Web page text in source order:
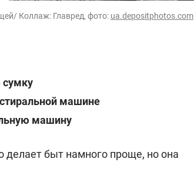
Коллаж: Главред, фото: ua.depositphotos.com
машине
машину
делает быт намного проще, но она